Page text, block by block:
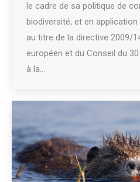
le cadre de sa politique de
biodiversité, et en
au titre de la directive 2009/
européen et du Conseil du
à la…